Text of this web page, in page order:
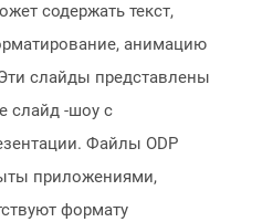
содержать текст,
анимацию
слайды представлены
слайд -шоу с
Файлы ODP
приложениями,
формату